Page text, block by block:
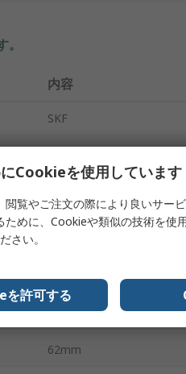
内容
SKF
ローラーベアリング
30mm
20mm
非金属
62mm
Cookieを使用しています
閲覧やご注文の際により良いサー
めに、Cookieや類似の技術を使
さい。
を許可する